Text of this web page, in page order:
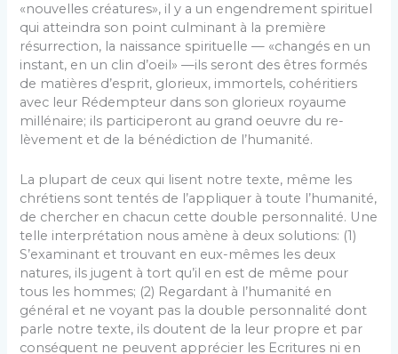
«nou­velles créatures», il y a un engendrement spirituel
qui atteindra son point culminant à la première
résurrection, la naissance spirituelle — «changés en un
instant, en un clin d’oeil» —ils seront des êtres formés
de matières d’esprit, glorieux, immortels, cohéritiers
avec leur Rédempteur dans son glorieux royaume
millénaire; ils participeront au grand oeuvre du re­
lèvement et de la bénédiction de l’humanité.
La plupart de ceux qui lisent notre texte, même les
chré­tiens sont tentés de l’appliquer à toute l’humanité,
de chercher en chacun cette double personnalité. Une
telle interprétation nous amène à deux solutions: (1)
S’examinant et trouvant en eux-mêmes les deux
natures, ils jugent à tort qu’il en est de même pour
tous les hommes; (2) Regardant à l’humanité en
général et ne voyant pas la double personnalité dont
parle notre texte, ils doutent de la leur propre et par
conséquent ne peuvent apprécier les Ecritures ni en